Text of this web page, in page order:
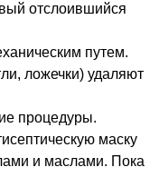
отслоившийся
путем.
ложечки) удаляют
процедуры.
маску
и маслами. Пока